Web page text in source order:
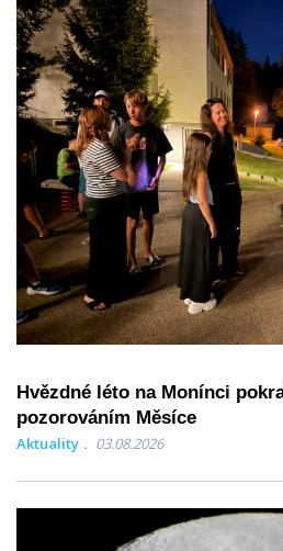
Hvězdné léto na Monínci
pozorováním Měsíce
Aktuality 03.08.2026